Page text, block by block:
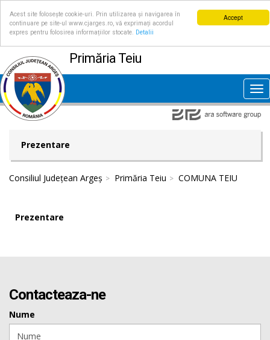
Accept
Acest site folosește cookie-uri. Prin utilizarea și navigarea în
continuare pe site-ul www.cjarges.ro, vă exprimați acordul
expres pentru folosirea informațiilor stocate.
Detalii
Primăria Teiu
Prezentare
Consiliul Județean Argeș Primăria Teiu COMUNA TEIU
Prezentare
Contacteaza-ne
Nume